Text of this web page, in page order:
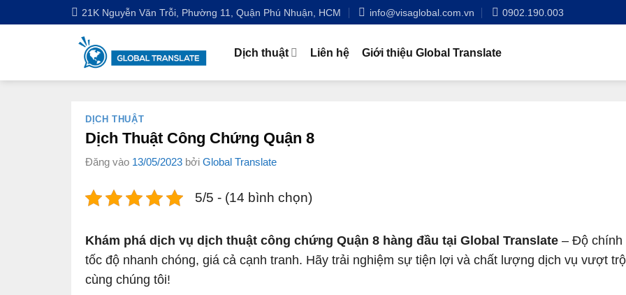
21K Nguyễn Văn Trỗi, Phường 11, Quận Phú Nhuận, HCM info@visaglobal.com.vn 0902.190.003
Dịch thuật Liên hệ Giới thiệu Global Translate
DỊCH THUẬT
Dịch Thuật Công Chứng Quận 8
Đăng vào 13/05/2023 bởi Global Translate
5/5 - (14 bình chọn)
Khám phá dịch vụ dịch thuật công chứng Quận 8 hàng đầu tại Global Translate – Độ chính
tốc độ nhanh chóng, giá cả cạnh tranh. Hãy trải nghiệm sự tiện lợi và chất lượng dịch vụ vượt
cùng chúng tôi!